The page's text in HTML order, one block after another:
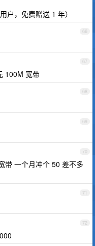
户，免费赠送 1 年）
66
67
100M 宽带
68
69
70
带 一个月冲个 50 差不多
71
72